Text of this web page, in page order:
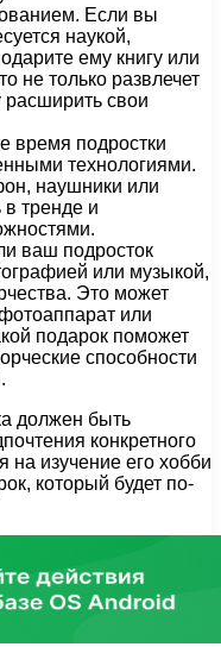
Если вы
наукой,
ему книгу или
не только развлечет
расширить свои
время подростки
технологиями.
наушники или
тренде и
ваш подросток
или музыкой,
Это может
или
подарок поможет
способности
должен быть
конкретного
на изучение его хобби
который будет по-